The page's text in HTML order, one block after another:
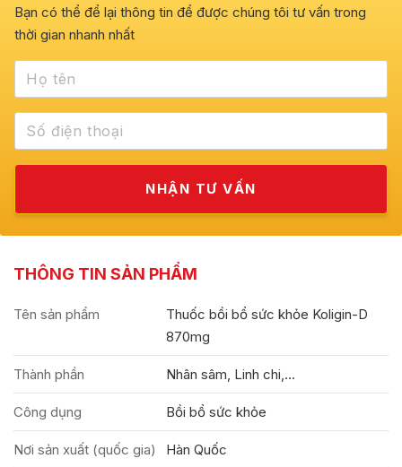
Bạn có thể để lại thông tin để được chúng tôi tư vấn trong
thời gian nhanh nhất
THÔNG TIN SẢN PHẨM
Tên sản phẩm
Thuốc bồi bổ sức khỏe Koligin-D
870mg
Thành phần Nhân sâm, Linh chi,...
Công dụng Bồi bổ sức khỏe
Nơi sản xuất (quốc gia) Hàn Quốc